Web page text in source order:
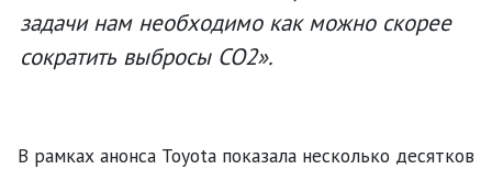
задачи нам необходимо как можно скорее
сократить выбросы CO2».
В рамках анонса Toyota показала несколько десятков